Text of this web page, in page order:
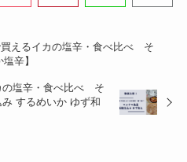
買えるイカの塩辛・食べ比べ そ
辛】
の塩辛・食べ比べ そ
するめいか ゆず和